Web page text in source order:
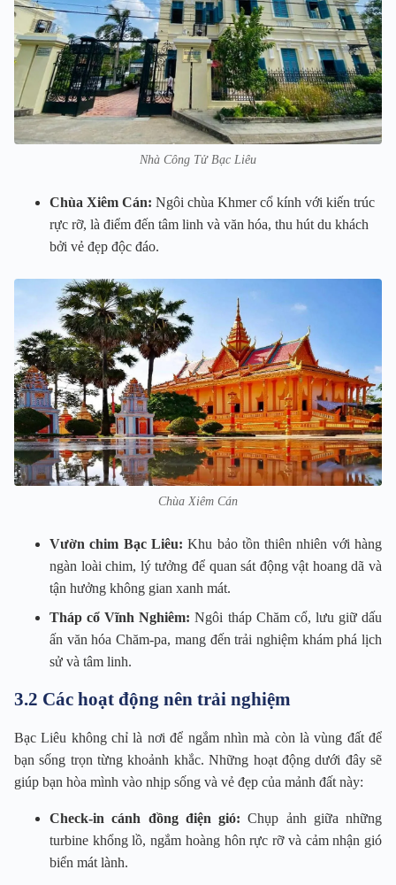
Nhà Công Tử Bạc Liêu
Chùa Xiêm Cán: Ngôi chùa Khmer cổ kính với kiến trúc
rực rỡ, là điểm đến tâm linh và văn hóa, thu hút du khách
bởi vẻ đẹp độc đáo.
Chùa Xiêm Cán
Vườn chim Bạc Liêu: Khu bảo tồn thiên nhiên với hàng
ngàn loài chim, lý tưởng để quan sát động vật hoang dã và
tận hưởng không gian xanh mát.
Tháp cổ Vĩnh Nghiêm: Ngôi tháp Chăm cổ, lưu giữ dấu
ấn văn hóa Chăm-pa, mang đến trải nghiệm khám phá lịch
sử và tâm linh.
3.2 Các hoạt động nên trải nghiệm
Bạc Liêu không chỉ là nơi để ngắm nhìn mà còn là vùng đất để
bạn sống trọn từng khoảnh khắc. Những hoạt động dưới đây sẽ
giúp bạn hòa mình vào nhịp sống và vẻ đẹp của mảnh đất này:
Check-in cánh đồng điện gió: Chụp ảnh giữa những
turbine khổng lồ, ngắm hoàng hôn rực rỡ và cảm nhận gió
biển mát lành.